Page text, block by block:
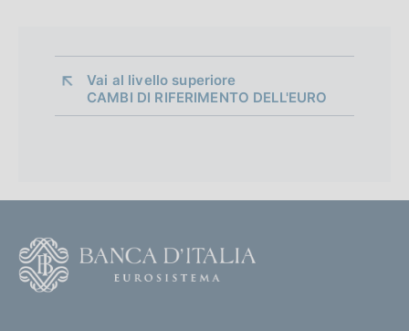
Vai al livello superiore
CAMBI DI RIFERIMENTO DELL'EURO